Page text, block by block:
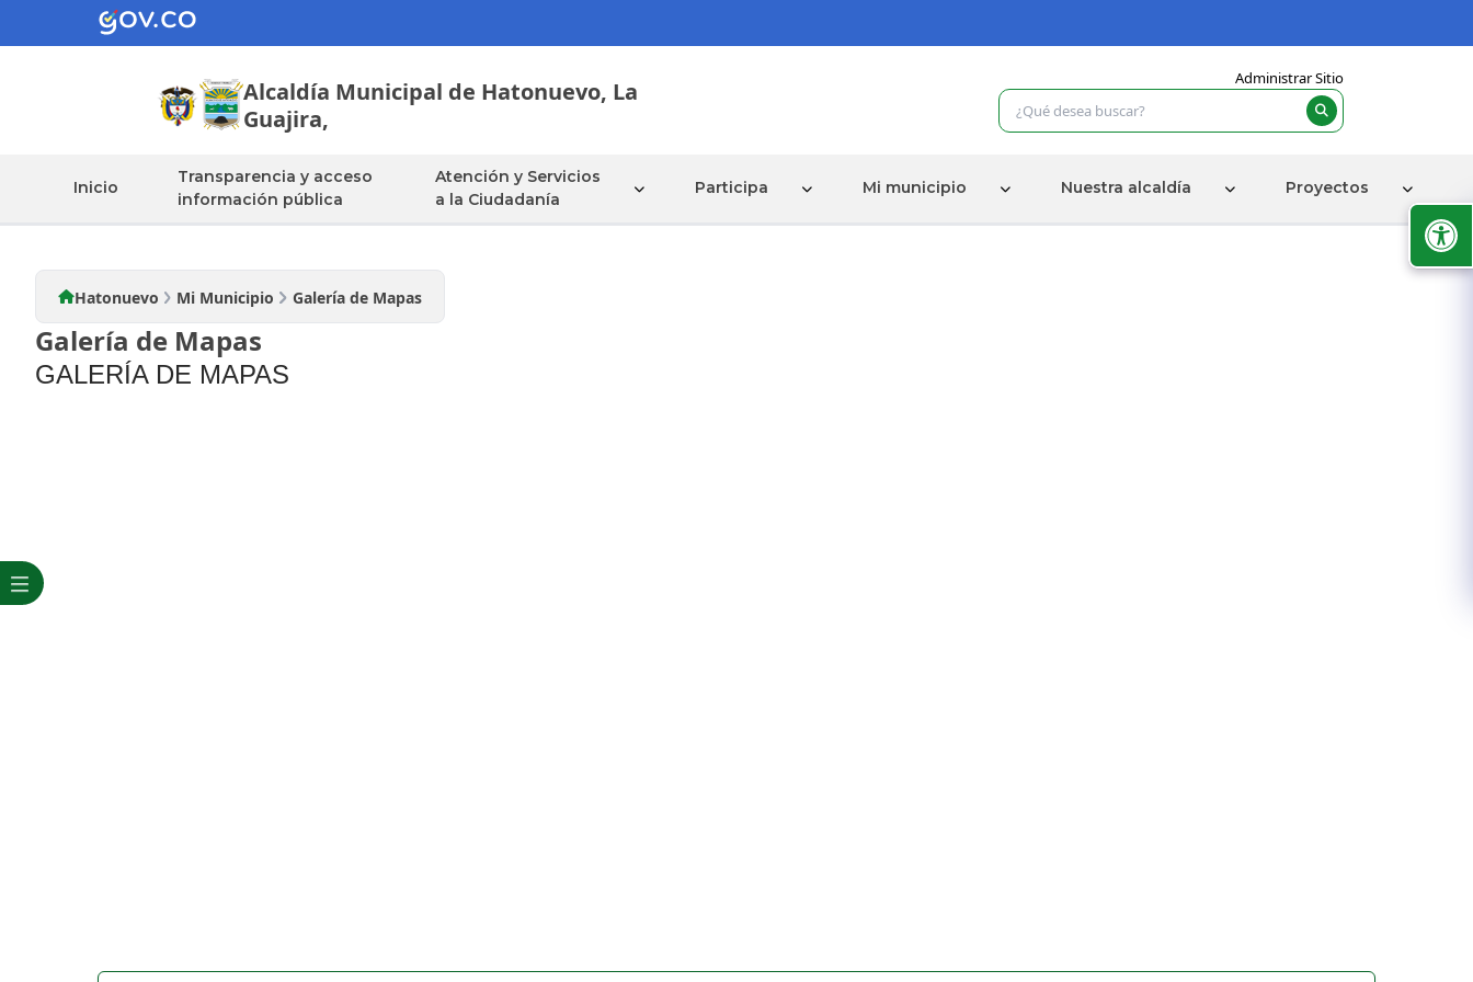
Alcaldía Municipal de Hatonuevo, La
Guajira,
Administrar Sitio
Inicio
Transparencia y acceso
información pública
Atención y Servicios
a la Ciudadanía
Participa Mi municipio Nuestra alcaldía Proyectos
Mi Municipio
Hatonuevo Mi Municipio Galería de Mapas
Galería de Mapas
GALER​ÍA DE MAPAS